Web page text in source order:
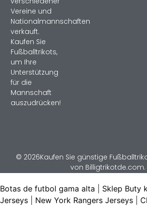
Vereine und
Nationalmannschaften
verkauft.
Kaufen Sie
Fußballtrikots,
um Ihre
Unterstützung
für die
Mannschaft
auszudrücken!
© 2026Kaufen Sie günstige
von Billigtrikotde.com.
Botas de futbol gama alta Sklep Buty
Jerseys
New York Rangers Jerseys